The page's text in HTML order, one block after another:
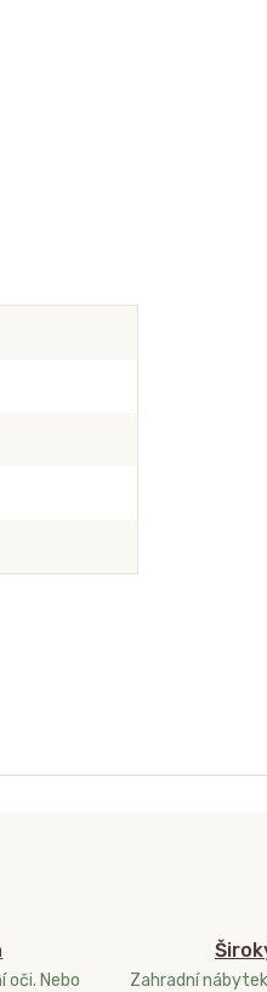
oči. Nebo
Zahradní